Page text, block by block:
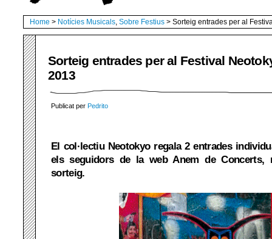
Home > Notícies Musicals, Sobre Festius > Sorteig entrades per al
Sorteig entrades per al Festival
2013
Publicat per Pedrito
El col·lectiu Neotokyo regala 2 entrades
els seguidors de la web Anem de Concerts,
sorteig.